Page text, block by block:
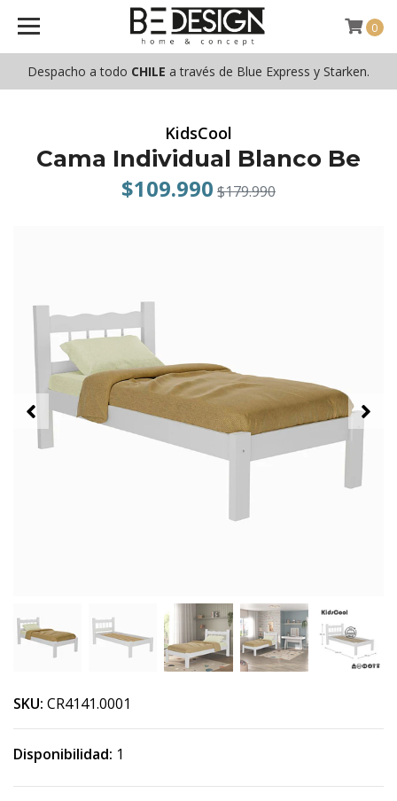
Despacho a todo CHILE a través de Blue Express y Starken.
0
KidsCool
Cama Individual Blanco Be
$109.990 $179.990
SKU: CR4141.0001
Disponibilidad: 1